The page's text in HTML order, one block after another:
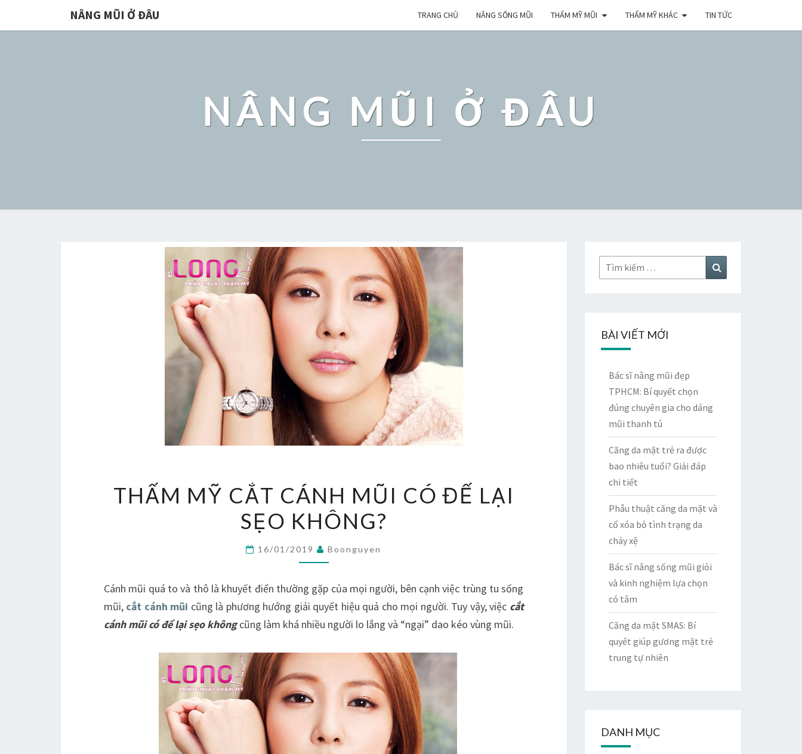
NÂNG MŨI Ở ĐÂU TRANG CHỦ NÂNG SỐNG MŨI THẨM MỸ MŨI THẨM MỸ KHÁC TIN TỨC
NÂNG MŨI Ở ĐÂU
MỸ
CẮT
CÁNH
MŨI
ĐỂ
LẠI
SẸO
THẨM MỸ CẮT CÁNH MŨI CÓ ĐỂ LẠI
SẸO KHÔNG?
16/01/2019 Boonguyen
Cánh mũi quá to và thô là khuyết điển thường gặp của mọi người, bên cạnh việc trùng tu sống
mũi, cắt cánh mũi cũng là phương hướng giải quyết hiệu quả cho mọi người. Tuy vậy, việc cắt
cánh mũi có để lại sẹo khôngcũng làm khá nhiều người lo lắng và “ngại” dao kéo vùng mũi.
Tìm
kiếm:
kiếm
BÀI VIẾT MỚI
Bác sĩ nâng mũi đẹp
TPHCM: Bí quyết chọn
đúng chuyên gia cho dáng
mũi thanh tú
Căng da mặt trẻ ra được
bao nhiêu tuổi? Giải đáp
chi tiết
Phẫu thuật căng da mặt và
cổ xóa bỏ tình trạng da
chảy xệ
Bác sĩ nâng sống mũi giỏi
và kinh nghiệm lựa chọn
có tâm
Căng da mặt SMAS: Bí
quyết giúp gương mặt trẻ
trung tự nhiên
DANH MỤC